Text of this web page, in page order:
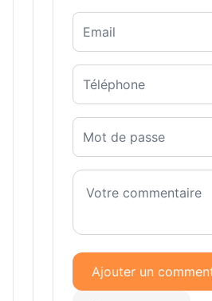
Ajouter un